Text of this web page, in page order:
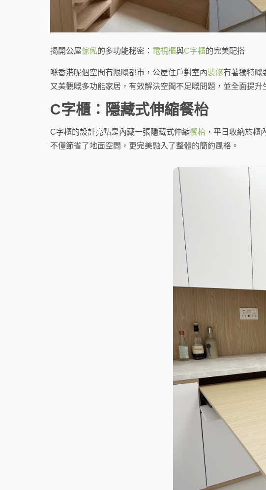
揭開公屋傢俬的多功能秘密： 電視櫃與C字櫃的完美配搭
喺香港呢個空間有限嘅都市，公屋住戶對室內裝修有著獨特
又美觀嘅多功能家居，有效解決空間不足嘅問題，並全面提升
C字櫃：隱藏式伸縮餐枱
C字櫃的設計亮點是內藏一張隱藏式伸縮餐枱 ，平日收納於櫃
不僅節省了地面空間，更完美融入了整體的簡約風格。